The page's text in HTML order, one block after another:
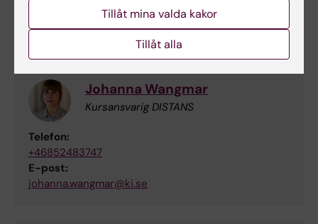
Kursansvarig och examinator,
utbildningsadministratör
Johanna Wangmar
Kursansvarig DISTANS
Telefon:
+46852483747
E-post:
johanna.wangmar@ki.se
Tillåt mina valda kakor
Tillåt alla